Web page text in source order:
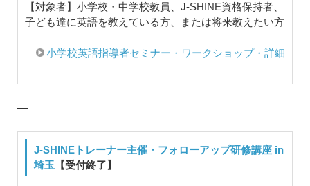
【対象者】小学校・中学校教員、J-SHINE資格保持者、
子ども達に英語を教えている方、または将来教えたい方
小学校英語指導者セミナー・ワークショップ・詳細
—
J-SHINEトレーナー主催・フォローアップ研修講座 in
埼玉 【受付終了】